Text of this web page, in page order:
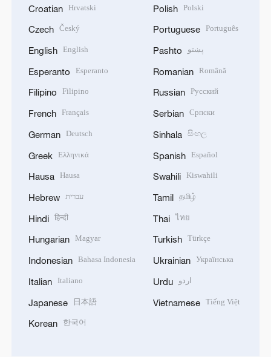
Croatian Hrvatski
Czech Český
English English
Esperanto Esperanto
Filipino Filipino
French Français
German Deutsch
Greek Ελληνικά
Hausa Hausa
Hebrew עברית
Hindi हिन्दी
Hungarian Magyar
Indonesian Bahasa Indonesia
Italian Italiano
Japanese 日本語
Korean 한국어
Polish Polski
Portuguese Português
Pashto پښتو
Romanian Română
Russian Русский
Serbian Српски
Sinhala සිංහල
Spanish Español
Swahili Kiswahili
Tamil தமிழ்
Thai ไทย
Turkish Türkçe
Ukrainian Українська
Urdu اردو
Vietnamese Tiếng Việt